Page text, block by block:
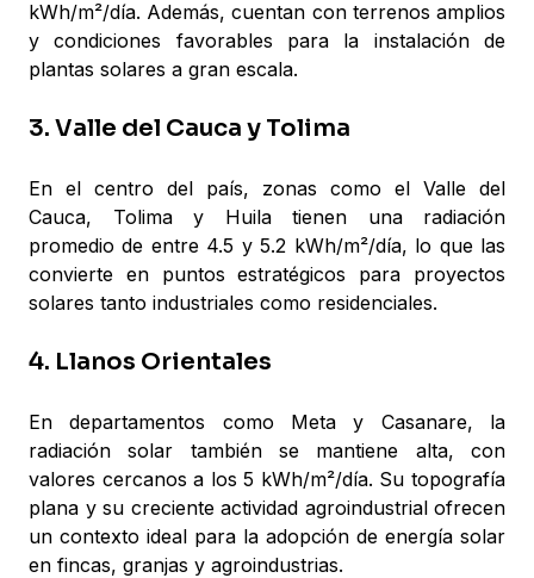
kWh/m²/día. Además, cuentan con terrenos amplios
y condiciones favorables para la instalación de
plantas solares a gran escala.
3. Valle del Cauca y Tolima
En el centro del país, zonas como el Valle del
Cauca, Tolima y Huila tienen una radiación
promedio de entre 4.5 y 5.2 kWh/m²/día, lo que las
convierte en puntos estratégicos para proyectos
solares tanto industriales como residenciales.
4. Llanos Orientales
En departamentos como Meta y Casanare, la
radiación solar también se mantiene alta, con
valores cercanos a los 5 kWh/m²/día. Su topografía
plana y su creciente actividad agroindustrial ofrecen
un contexto ideal para la adopción de energía solar
en fincas, granjas y agroindustrias.